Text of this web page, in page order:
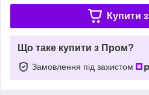
Купити з
Що таке купити з Пром?
Замовлення під захистом